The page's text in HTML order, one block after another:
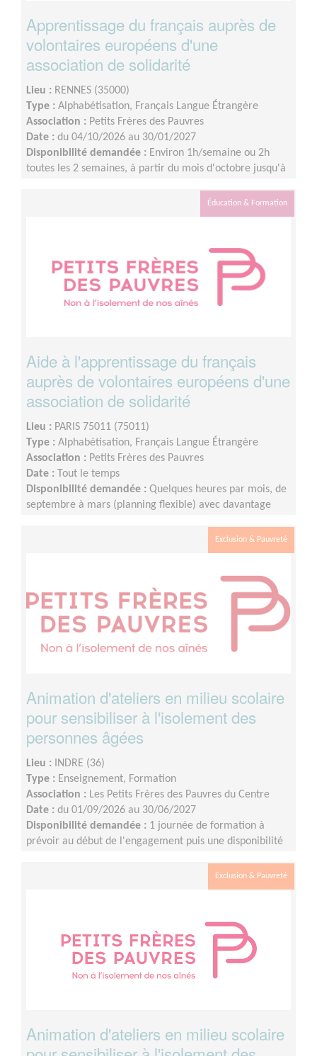
Apprentissage du français auprès de
volontaires européens d'une
association de solidarité
Lieu : RENNES (35000)
Type : Alphabétisation, Français Langue Étrangère
Association : Petits Frères des Pauvres
Date : du 04/10/2026 au 30/01/2027
Disponibilité demandée : Environ 1h/semaine ou 2h
toutes les 2 semaines, à partir du mois d'octobre jusqu'à
Éducation & Formation
Aide à l'apprentissage du français
auprès de volontaires européens d'une
association de solidarité
Lieu : PARIS 75011 (75011)
Type : Alphabétisation, Français Langue Étrangère
Association : Petits Frères des Pauvres
Date : Tout le temps
Disponibilité demandée : Quelques heures par mois, de
septembre à mars (planning flexible) avec davantage
Exclusion & Pauvreté
Animation d'ateliers en milieu scolaire
pour sensibiliser à l'isolement des
personnes âgées
Lieu : INDRE (36)
Type : Enseignement, Formation
Association : Les Petits Frères des Pauvres du Centre
Date : du 01/09/2026 au 30/06/2027
Disponibilité demandée : 1 journée de formation à
prévoir au début de l'engagement puis une disponibilité
Exclusion & Pauvreté
Animation d'ateliers en milieu scolaire